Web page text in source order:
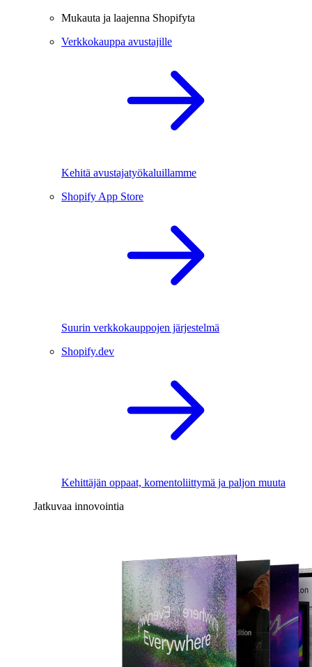
Mukauta ja laajenna Shopifyta
Verkkokauppa avustajille
Kehitä avustajatyökaluillamme
Shopify App Store
Suurin verkkokauppojen järjestelmä
Shopify.dev
Kehittäjän oppaat, komentoliittymä ja paljon muuta
Jatkuvaa innovointia